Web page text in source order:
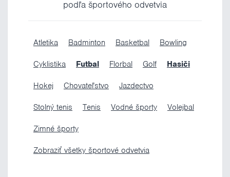
podľa športového odvetvia
Atletika Badminton Basketbal Bowling
Cyklistika Futbal Florbal Golf Hasiči
Hokej Chovateľstvo Jazdectvo
Stolný tenis Tenis Vodné športy Volejbal
Zimné športy
Zobraziť všetky športové odvetvia